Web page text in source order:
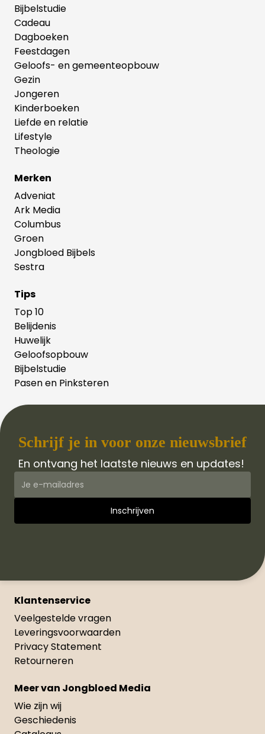
Bijbelstudie
Cadeau
Dagboeken
Feestdagen
Geloofs- en gemeenteopbouw
Gezin
Jongeren
Kinderboeken
Liefde en relatie
Lifestyle
Theologie
Merken
Adveniat
Ark Media
Columbus
Groen
Jongbloed Bijbels
Sestra
Tips
Top 10
Belijdenis
Huwelijk
Geloofsopbouw
Bijbelstudie
Pasen en Pinksteren
Schrijf je in voor onze nieuwsbrief
En ontvang het laatste nieuws en updates!
Klantenservice
Veelgestelde vragen
Leveringsvoorwaarden
Privacy Statement
Retourneren
Meer van Jongbloed Media
Wie zijn wij
Geschiedenis